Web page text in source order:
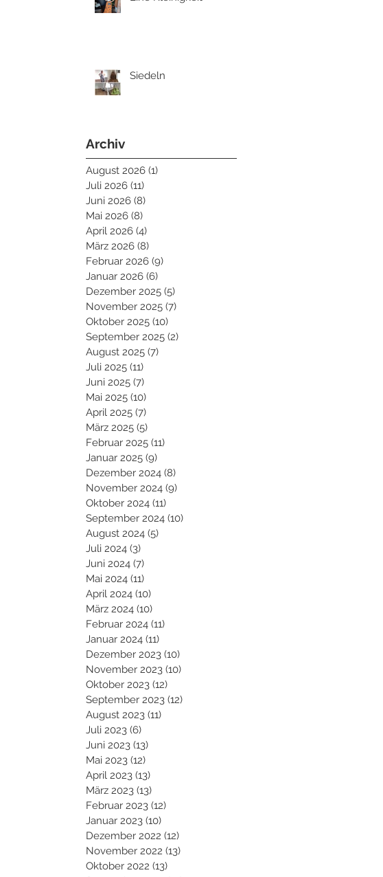
Siedeln
Archiv
August 2026 (1)
Juli 2026 (11)
Juni 2026 (8)
Mai 2026 (8)
April 2026 (4)
März 2026 (8)
Februar 2026 (9)
Januar 2026 (6)
Dezember 2025 (5)
November 2025 (7)
Oktober 2025 (10)
September 2025 (2)
August 2025 (7)
Juli 2025 (11)
Juni 2025 (7)
Mai 2025 (10)
April 2025 (7)
März 2025 (5)
Februar 2025 (11)
Januar 2025 (9)
Dezember 2024 (8)
November 2024 (9)
Oktober 2024 (11)
September 2024 (10)
August 2024 (5)
Juli 2024 (3)
Juni 2024 (7)
Mai 2024 (11)
April 2024 (10)
März 2024 (10)
Februar 2024 (11)
Januar 2024 (11)
Dezember 2023 (10)
November 2023 (10)
Oktober 2023 (12)
September 2023 (12)
August 2023 (11)
Juli 2023 (6)
Juni 2023 (13)
Mai 2023 (12)
April 2023 (13)
März 2023 (13)
Februar 2023 (12)
Januar 2023 (10)
Dezember 2022 (12)
November 2022 (13)
Oktober 2022 (13)